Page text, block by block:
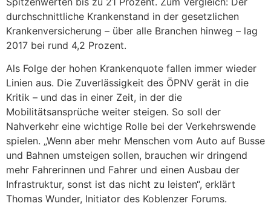
durchschnittliche Krankenstand in der gesetzlichen
Krankenversicherung – über alle Branchen hinweg – lag
2017 bei rund 4,2 Prozent.
Als Folge der hohen Krankenquote fallen immer wieder
Linien aus. Die Zuverlässigkeit des ÖPNV gerät in die
Kritik – und das in einer Zeit, in der die
Mobilitätsansprüche weiter steigen. So soll der
Nahverkehr eine wichtige Rolle bei der Verkehrswende
spielen. „Wenn aber mehr Menschen vom Auto auf Busse
und Bahnen umsteigen sollen, brauchen wir dringend
mehr Fahrerinnen und Fahrer und einen Ausbau der
Infrastruktur, sonst ist das nicht zu leisten“, erklärt
Thomas Wunder, Initiator des Koblenzer Forums.